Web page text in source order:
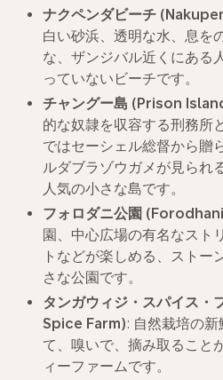
ナクペンダビーチ
白い砂浜、透明な水、息を
な、ザンジバル近くにある
っていないビーチです。
チャングー島 (Prison
的な奴隷を収容する刑務所
ではセーシェル総督から贈
ルダブラゾウガメが見られ
人気の小さな島です。
フォロダニ公園
園、中心広場の有名なスト
トなどが楽しめる、ストー
さな公園です。
タンガウィジ・スパイス・
Spice Farm): 自然栽培の
て、嗅いで、摘み取ること
ィーファームです。